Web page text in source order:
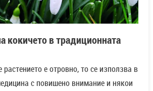
кокичето в традиционната
е отровно, то се използва в
с повишено внимание и някои